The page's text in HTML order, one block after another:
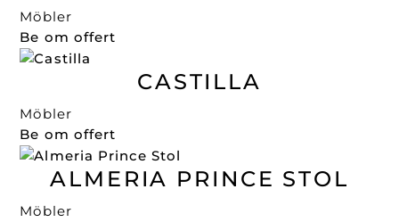
Möbler
Be om offert
CASTILLA
Möbler
Be om offert
ALMERIA PRINCE STOL
Möbler